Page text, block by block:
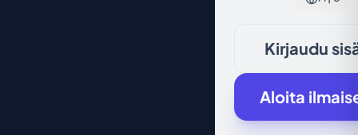
Kirjaudu
Aloita